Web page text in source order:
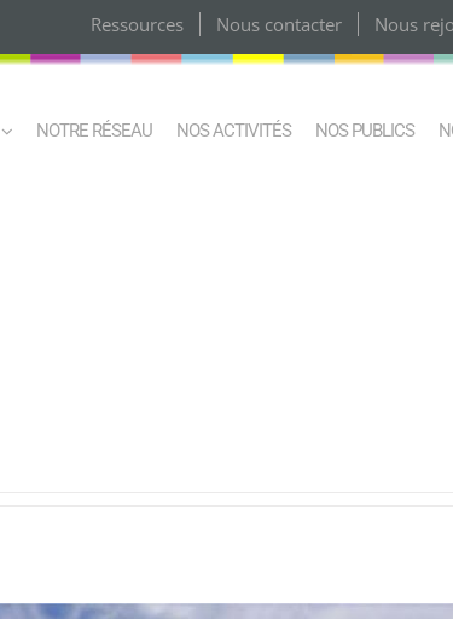
Ressources Nous contacter Nous
NOTRE RÉSEAU NOS ACTIVITÉS NOS PUBLICS